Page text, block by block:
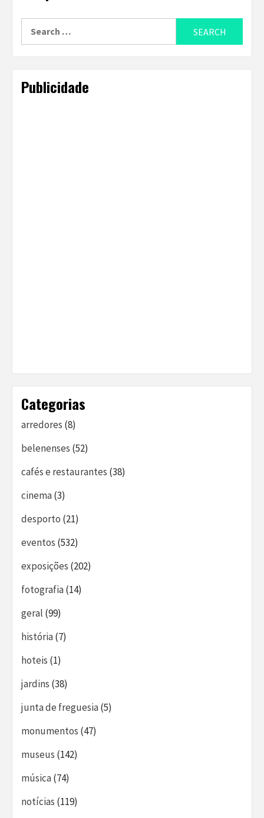
Publicidade
Categorias
arredores (8)
belenenses (52)
cafés e restaurantes (38)
cinema(3)
desporto (21)
eventos (532)
exposições (202)
fotografia(14)
geral (99)
história(7)
hoteis (1)
jardins (38)
junta de freguesia(5)
monumentos (47)
museus (142)
música(74)
notícias (119)